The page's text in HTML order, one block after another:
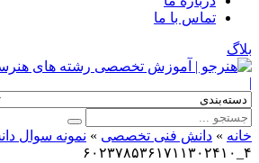
تماس با ما
بلاگ
|
خانه » دانش فنی تخصصی » نمونه سوال
۴_۶۰۲۳۷۸۵۳۶۱۷۱۱۳۰۲۴۱۰